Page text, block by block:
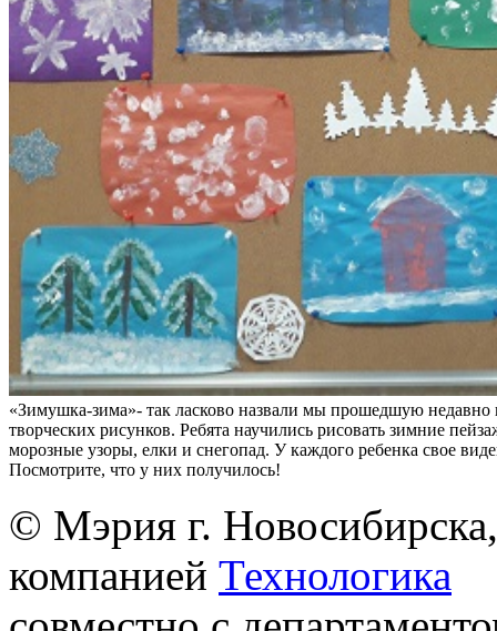
«Зимушка-зима»- так ласково назвали мы прошедшую недавно
творческих рисунков. Ребята научились рисовать зимние
морозные узоры, елки и снегопад. У каждого ребенка свое
Посмотрите, что у них получилось!
© Мэрия г.
компанией Технологика